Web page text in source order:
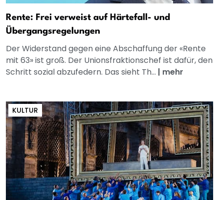
Rente: Frei verweist auf Härtefall- und
Übergangsregelungen
Der Widerstand gegen eine Abschaffung der «Rente
mit 63» ist groß. Der Unionsfraktionschef ist dafür, den
Schritt sozial abzufedern. Das sieht Th... | mehr
KULTUR